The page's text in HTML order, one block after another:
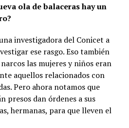
ola de balaceras hay un
investigadora del Conicet a
ese rasgo. Eso también
las mujeres y niños eran
aquellos relacionados con
Pero ahora notamos que
presos dan órdenes a sus
hermanas, para que lleven el